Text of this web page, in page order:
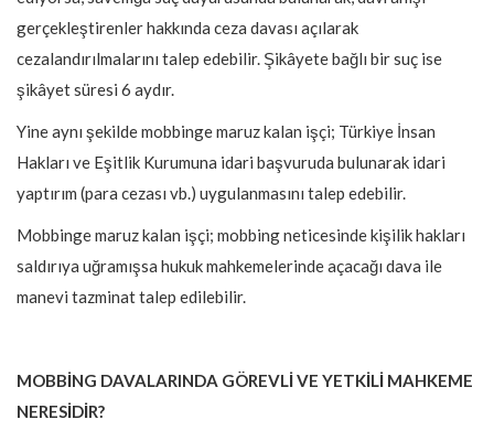
gerçekleştirenler hakkında ceza davası açılarak
cezalandırılmalarını talep edebilir. Şikâyete bağlı bir suç ise
şikâyet süresi 6 aydır.
Yine aynı şekilde mobbinge maruz kalan işçi; Türkiye İnsan
Hakları ve Eşitlik Kurumuna idari başvuruda bulunarak idari
yaptırım (para cezası vb.) uygulanmasını talep edebilir.
Mobbinge maruz kalan işçi; mobbing neticesinde kişilik hakları
saldırıya uğramışsa hukuk mahkemelerinde açacağı dava ile
manevi tazminat talep edilebilir.
MOBBİNG DAVALARINDA GÖREVLİ VE YETKİLİ MAHKEME
NERESİDİR?